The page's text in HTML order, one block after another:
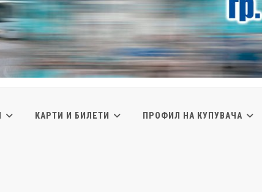
КАРТИ И БИЛЕТИ ПРОФИЛ НА КУПУВАЧА